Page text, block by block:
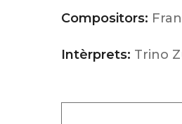
Compositors:
Intèrprets: Trino